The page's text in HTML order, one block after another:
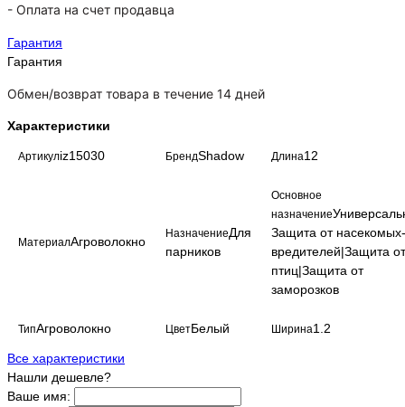
- Оплата на счет продавца
Гарантия
Гарантия
Обмен/возврат товара в течение 14 дней
Характеристики
Артикулiz15030 БрендShadow Длина12
МатериалАгроволокно
НазначениеДля
парников
Основное
назначение
Защита от насекомых-
вредителей|Защита от
птиц|Защита от
заморозков
ТипАгроволокно ЦветБелый Ширина1.2
Все характеристики
Нашли дешевле?
Ваше имя: